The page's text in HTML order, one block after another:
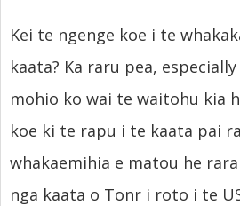
Kei te ngenge koe i te
kaata? Ka raru pea, especially
mohio ko wai te waitohu kia
koe ki te rapu i te kaata pai
whakaemihia e matou he
nga kaata o Tonr i roto i te